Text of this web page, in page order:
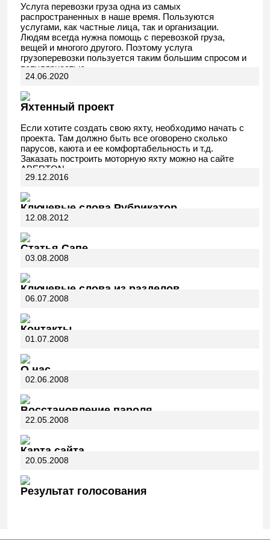
Услуга перевозки груза одна из самых
распространенных в наше время. Пользуются
услугами, как частные лица, так и организации.
Людям всегда нужна помощь с перевозкой груза,
вещей и многого другого. Поэтому услуга
грузоперевозки пользуется таким большим спросом и
популярностью.
24.06.2020
Яхтенный проект
Если хотите создать свою яхту, необходимо начать с
проекта. Там должно быть все оговорено сколько
парусов, каюта и ее комфортабельность и т.д.
Заказать построить моторную яхту можно на сайте
ABERTON.
29.12.2016
Ключевые слова Рубрикатор
12.08.2012
Статья Сапе
03.08.2008
Ключевые слова из разделов
06.07.2008
Контакты
01.07.2008
О нас
02.06.2008
Восстановление пароля
22.05.2008
Карта сайта
20.05.2008
Результат голосования